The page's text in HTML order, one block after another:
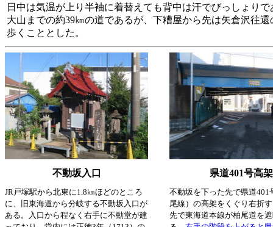
日中は気温が上り半袖に着替えても背中は汗でびっしょり
大山までの約39㎞の道であるが、下糟屋から先は矢倉沢往
歩くこととした。
不動坂入口 県道401号高架
JR戸塚駅から北東に1.8㎞ほどのところ
に、旧東海道から分岐する不動坂入口が
ある。入口から程なく右手に不動堂が建
不動坂を下った先で県道401
尾線）の高架をくぐり右折
先で東海道本線が柏尾道を